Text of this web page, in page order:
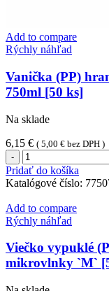
Add to compare
Rýchly náhľad
Vanička (PP)
750ml [50 ks]
Na sklade
6,15 € ( 5,00 € bez DPH )
množstvo
Vanička
(PP)
hranatá
priehľadná
186
133
mm
750ml
Pridať do košíka
Katalógové číslo:
Add to compare
Rýchly náhľad
Viečko vypuklé
mikrovlnky `M`